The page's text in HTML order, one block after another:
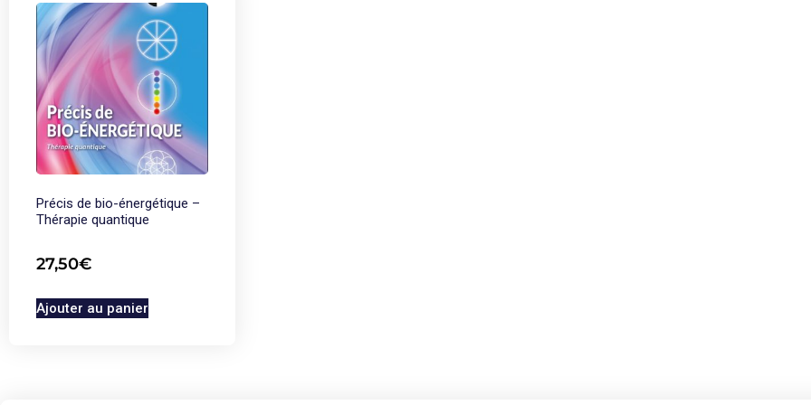
Précis de bio-énergétique –
Thérapie quantique
27,50€
Ajouter au panier